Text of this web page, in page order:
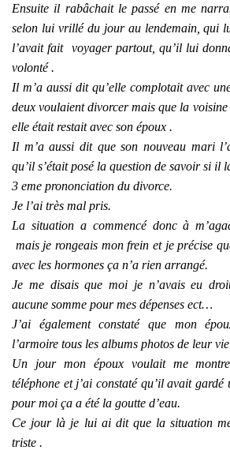
Ensuite il rabâchait le passé en me
selon lui vrillé du jour au lendemain, qui
l’avait fait voyager partout, qu’il lui
volonté .
Il m’a aussi dit qu’elle complotait avec
deux voulaient divorcer mais que la
elle était restait avec son époux .
Il m’a aussi dit que son nouveau mari
qu’il s’était posé la question de savoir si il
3 eme prononciation du divorce.
Je l’ai très mal pris.
La situation a commencé donc à
mais je rongeais mon frein et je précise
avec les hormones ça n’a rien arrangé.
Je me disais que moi je n’avais eu
aucune somme pour mes dépenses ect…
J’ai également constaté que mon
l’armoire tous les albums photos de leur
Un jour mon époux voulait me
téléphone et j’ai constaté qu’il avait gardé
pour moi ça a été la goutte d’eau.
Ce jour là je lui ai dit que la situation
triste .